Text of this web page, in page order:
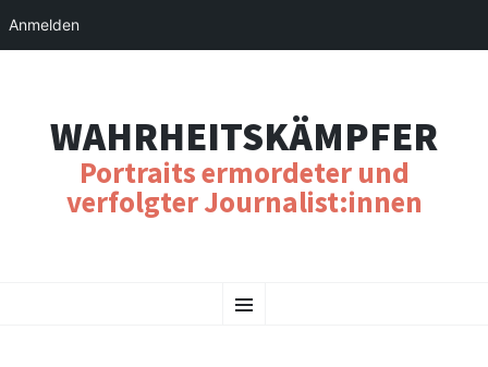
WAHRHEITSKÄMPFER
Portraits ermordeter und
verfolgter Journalist:innen
Menu
TO
Anmelden